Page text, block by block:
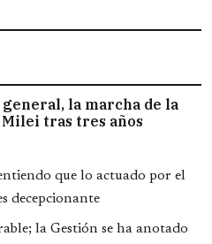
general, la marcha de la
tras tres años
que lo actuado por el
decepcionante
la Gestión se ha anotado